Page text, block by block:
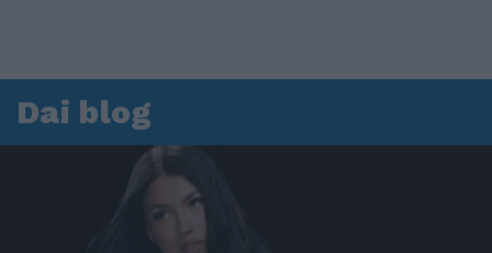
Dai blog